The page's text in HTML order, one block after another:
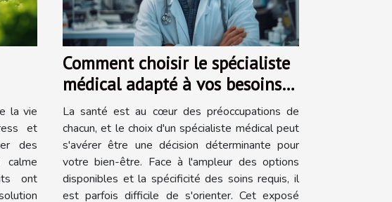
la vie
et
des
calme
ont
Comment choisir le spécialiste
médical adapté à vos besoins
de santé
La santé est au cœur des préoccupations de
chacun, et le choix d'un spécialiste médical peut
s'avérer être une décision déterminante pour
votre bien-être. Face à l'ampleur des options
disponibles et la spécificité des soins requis, il
est parfois difficile de s'orienter. Cet exposé